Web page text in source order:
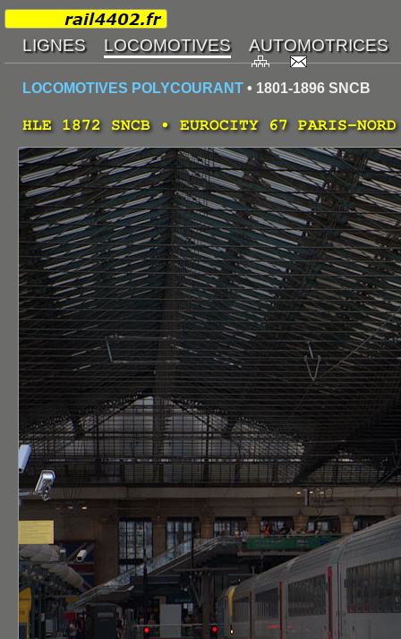
LOCOMOTIVES POLYCOURANT • 1801-1896 SNCB
HLE 1872 SNCB • EUROCITY 67 PARIS-